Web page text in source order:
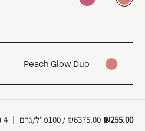
Peach Glow Duo
₪255.00 ₪6375.00 / 100מ"ל/גרם | 4 גרם